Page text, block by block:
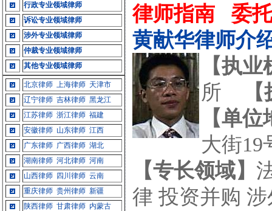
行政专业领域律师
诉讼专业领域律师
涉外专业领域律师
仲裁专业领域律师
其他专业领域律师
北京律师 上海律师 天津市
辽宁律师 吉林律师 黑龙江
江苏律师 浙江律师 福建
安徽律师 山东律师 江西
广东律师 广西律师 湖北
湖南律师 河北律师 河南
山西律师
四川律师 云南
重庆律师 贵州律师 新疆
陕西律师 甘肃律师 内蒙古
律师指南
委
黄献华律师介
【执
所
【单
大街19
【专长领域】
律 投资并购